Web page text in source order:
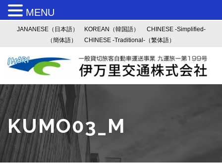
JANANESE（日本語） KOREAN（韓国語）
CHINESE -Simplified-
（簡体語）
CHINESE -Traditional-（繁体語）
KUMO03_M
MENU